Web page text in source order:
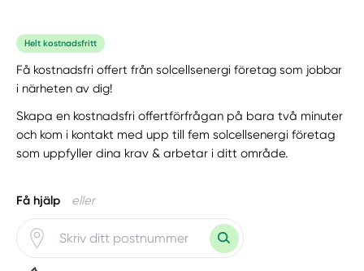
Helt kostnadsfritt
Få kostnadsfri offert från solcellsenergi företag som jobbar
i närheten av dig!
Skapa en kostnadsfri offertförfrågan på bara två minuter
och kom i kontakt med upp till fem solcellsenergi företag
som uppfyller dina krav & arbetar i ditt område.
Få hjälp eller